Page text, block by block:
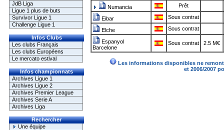
JdB Liga
Ligue 1 plus de buts
Survivor Ligue 1
Challenge Ligue 1
Infos Clubs
Les clubs Français
Les clubs Européens
Le mercato estival
Infos championnats
Archives Ligue 1
Archives Ligue 2
Archives Premier League
Archives Serie A
Archives Liga
Rechercher
Une équipe
Numancia Prêt
Eibar Sous contrat
Elche Sous contrat
Espanyol
Barcelone
Sous contrat 2.5 M€
Les informations disponibles ne
et 2006/2007